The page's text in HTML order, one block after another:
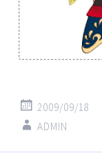
2009/09/18
ADMIN